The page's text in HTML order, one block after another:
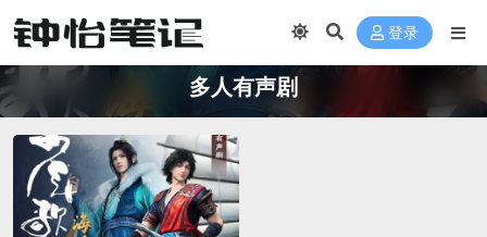
登录
多人有声剧